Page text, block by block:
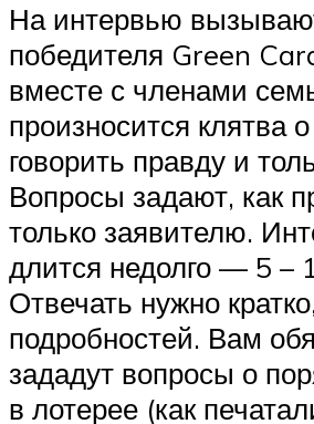
На интервью
победителя Green
вместе с членами
произносится клятва
говорить правду и
Вопросы задают, как
только заявителю.
длится недолго — 5 –
Отвечать нужно
подробностей. Вам
зададут вопросы о
в лотерее (как